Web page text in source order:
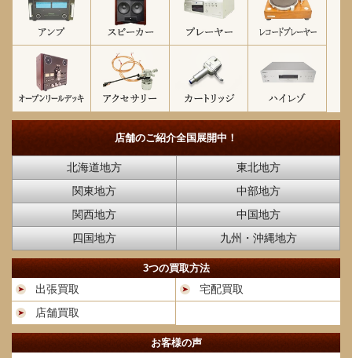
店舗のご紹介全国展開中！
北海道地方
東北地方
関東地方
中部地方
関西地方
中国地方
四国地方
九州・沖縄地方
3つの買取方法
出張買取
宅配買取
店舗買取
お客様の声